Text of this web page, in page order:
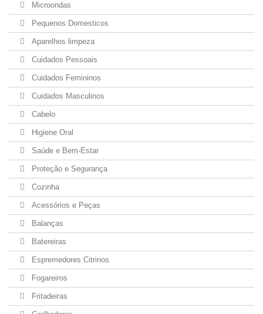
Microondas
Pequenos Domesticos
Aparelhos limpeza
Cuidados Pessoais
Cuidados Femininos
Cuidados Masculinos
Cabelo
Higiene Oral
Saúde e Bem-Estar
Proteção e Segurança
Cozinha
Acessórios e Peças
Balanças
Batereiras
Espremedores Citrinos
Fogareiros
Fritadeiras